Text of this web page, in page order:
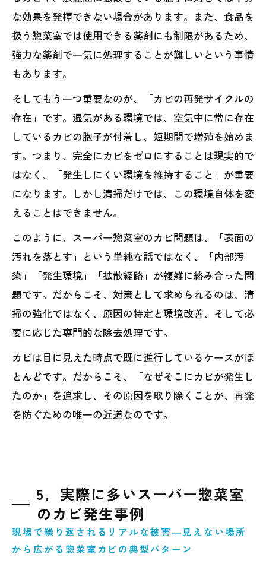
な効果を発揮できない場合があります。また、食品を
扱う惣菜室では使用できる薬剤にも制限があるため、
強力な薬剤で一気に処理することが難しいという事情
もあります。
そしてもう一つ重要なのが、「カビの再発サイクルの
存在」です。湿気がある環境では、空気中に常に存在
しているカビの胞子が付着し、短期間で増殖を始めま
す。つまり、完全にカビをゼロにすることは現実的で
はなく、「発生しにくい環境を維持すること」が重要
になります。しかし清掃だけでは、この環境自体を変
えることはできません。
このように、スーパー惣菜室のカビ問題は、「表面の
汚れを落とす」という単純な話ではなく、「内部汚
染」「発生環境」「拡散経路」が複雑に絡み合った問
題です。だからこそ、対策として求められるのは、清
掃の強化ではなく、原因の特定と環境改善、そして必
要に応じた専門的な除去処理です。
カビは目に見えた時点で既に進行しているケースがほ
とんどです。だからこそ、「なぜそこにカビが発生し
たのか」を追求し、その原因を取り除くことが、再発
を防ぐための唯一の近道なのです。
5．実際に多いスーパー惣菜室
のカビ発生事例
現場で繰り返されるリアルな被害―見えない場所
から広がる惣菜室カビの典型パターン